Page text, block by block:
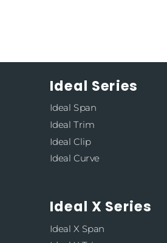
Ideal Series
Ideal Span
Ideal Trim
Ideal Clip
Ideal Curve
Ideal X Series
Ideal X Span